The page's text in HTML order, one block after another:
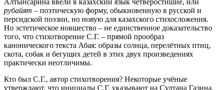
рубайят – поэтическую форму, обыкновенную в русской и
персидской поэзии, но новую для казахского стихосложения.
Но эстетическое новшество – не единственное доказательство
того, что стихотворение С.Г. – прямой прообраз
канонического текста Абая: образы солнца, перелётных птиц,
скота, собак и бегущих детей в этих двух произведениях
практически неотличимы.
Кто был С.Г., автор стихотворения? Некоторые учёные
утверждают, что инициалы С.Г. указывают на Султана Газина,